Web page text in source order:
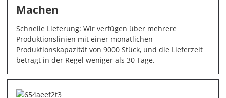
Machen
Schnelle Lieferung: Wir verfügen über mehrere
Produktionslinien mit einer monatlichen
Produktionskapazität von 9000 Stück, und die Lieferzeit
beträgt in der Regel weniger als 30 Tage.